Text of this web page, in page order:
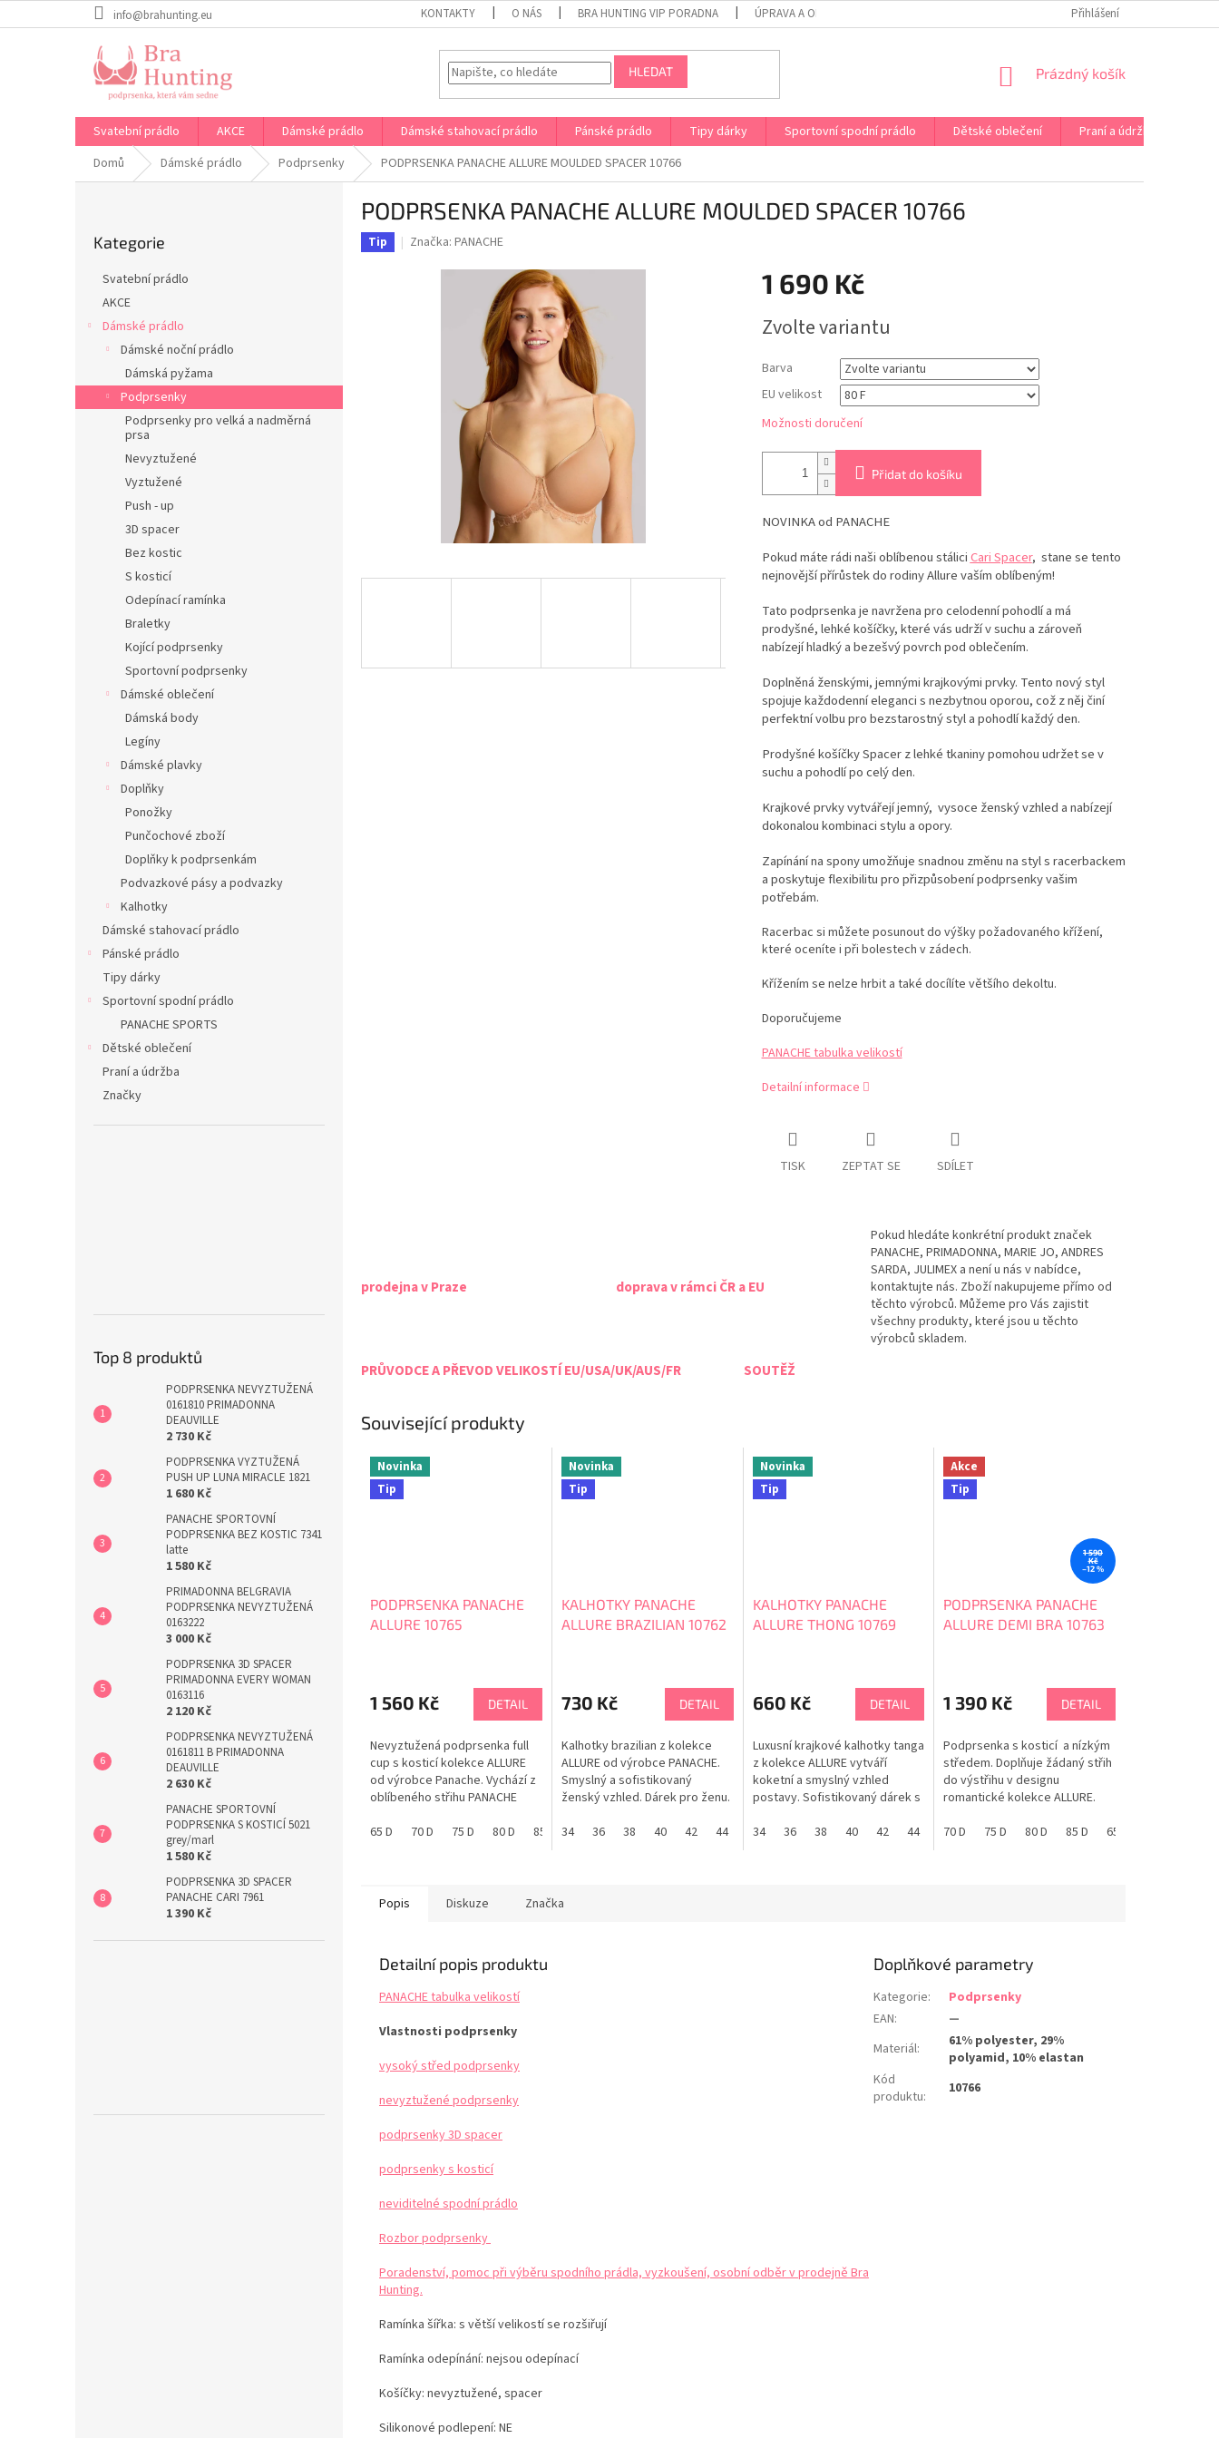
na
info@brahunting.eu KONTAKTY O NÁS BRA HUNTING VIP PORADNA ÚPRAVA A OPRAVA PRÁDLA NA MÍRU DOPRAVA A PLATBA ČR A EU
Přihlášení
HLEDAT
NÁKUPNÍ
Prázdný košík
Svatební prádlo AKCE Dámské prádlo Dámské stahovací prádlo Pánské prádlo Tipy dárky Sportovní spodní prádlo Dětské oblečení Praní a údržba
Domů
Dámské prádlo Podprsenky PODPRSENKA PANACHE ALLURE MOULDED SPACER 10766
a
n
kategorie
Kategorie
Svatební prádlo
AKCE
Dámské prádlo
Dámské noční prádlo
Dámská pyžama
Podprsenky
Podprsenky pro velká a nadměrná
prsa
Nevyztužené
Vyztužené
Push - up
3D spacer
Bez kostic
S kosticí
Odepínací ramínka
Braletky
Kojící podprsenky
Sportovní podprsenky
Dámské oblečení
Dámská body
Legíny
Dámské plavky
Doplňky
Ponožky
Punčochové zboží
Doplňky k podprsenkám
Podvazkové pásy a podvazky
Kalhotky
Dámské stahovací prádlo
Pánské prádlo
Tipy dárky
Sportovní spodní prádlo
PANACHE SPORTS
Dětské oblečení
Praní a údržba
Značky
Top 8 produktů
PODPRSENKA NEVYZTUŽENÁ
0161810 PRIMADONNA
DEAUVILLE
2 730 Kč
PODPRSENKA VYZTUŽENÁ
PUSH UP LUNA MIRACLE 1821
1 680 Kč
PANACHE SPORTOVNÍ
PODPRSENKA BEZ KOSTIC 7341
latte
1 580 Kč
PRIMADONNA BELGRAVIA
PODPRSENKA NEVYZTUŽENÁ
0163222
3 000 Kč
PODPRSENKA 3D SPACER
PRIMADONNA EVERY WOMAN
0163116
2 120 Kč
PODPRSENKA NEVYZTUŽENÁ
0161811 B PRIMADONNA
DEAUVILLE
2 630 Kč
PANACHE SPORTOVNÍ
PODPRSENKA S KOSTICÍ 5021
grey/marl
1 580 Kč
PODPRSENKA 3D SPACER
PANACHE CARI 7961
1 390 Kč
PODPRSENKA PANACHE ALLURE MOULDED SPACER 10766
Tip Značka: PANACHE
1 690 Kč
cena:
Zvolte variantu
Barva
EU velikost
Možnosti doručení
Přidat do košíku
NOVINKA od PANACHE
Pokud máte rádi naši oblíbenou stáliciCari Spacer, stane se tento
nejnovější přírůstek do rodiny Allure vaším oblíbeným!
Tato podprsenka je navržena pro celodenní pohodlí a má
prodyšné, lehké košíčky, které vás udrží v suchu a zároveň
nabízejí hladký a bezešvý povrch pod oblečením.
Doplněná ženskými, jemnými krajkovými prvky. Tento nový styl
spojuje každodenní eleganci s nezbytnou oporou, což z něj činí
perfektní volbu pro bezstarostný styl a pohodlí každý den.
Prodyšné košíčky Spacer z lehké tkaniny pomohou udržet se v
suchu a pohodlí po celý den.
Krajkové prvky vytvářejí jemný, vysoce ženský vzhled a nabízejí
dokonalou kombinaci stylu a opory.
Zapínání na spony umožňuje snadnou změnu na styl s racerbackem
a poskytuje flexibilitu pro přizpůsobení podprsenky vašim
potřebám.
Racerbac si můžete posunout do výšky požadovaného křížení,
které oceníte i při bolestech v zádech.
Křížením se nelze hrbit a také docílíte většího dekoltu.
Doporučujeme
PANACHE tabulka velikostí
Detailní informace
TISK ZEPTAT SE SDÍLET
prodejna v Praze doprava v rámci ČR a EU
Pokud hledáte konkrétní produkt značek
PANACHE, PRIMADONNA, MARIE JO, ANDRES
SARDA, JULIMEX a není u nás v nabídce,
kontaktujte nás. Zboží nakupujeme přímo od
těchto výrobců. Můžeme pro Vás zajistit
všechny produkty, které jsou u těchto
výrobců skladem.
PRŮVODCE A PŘEVOD VELIKOSTÍ EU/USA/UK/AUS/FR SOUTĚŽ
Související produkty
Novinka
Tip
PODPRSENKA PANACHE
ALLURE 10765
1 560 Kč DETAIL
Nevyztužená podprsenka full
cup s kosticí kolekce ALLURE
od výrobce Panache. Vychází z
oblíbeného střihu PANACHE
ALLURE je pohádkově krásná
65 D 70 D 75 D 80 D 85 D 90 D 65 E 70 E 75 E 80 E 85 E 90 E 65 F 70 F 75 F 80 F 85 F 90 F 65 G
Novinka
Tip
KALHOTKY PANACHE
ALLURE BRAZILIAN 10762
730 Kč DETAIL
Kalhotky brazilian z kolekce
ALLURE od výrobce PANACHE.
Smyslný a sofistikovaný
ženský vzhled. Dárek pro ženu.
34
36 38 40 42 44 46
Novinka
Tip
KALHOTKY PANACHE
ALLURE THONG 10769
660 Kč DETAIL
Luxusní krajkové kalhotky tanga
z kolekce ALLURE vytváří
koketní a smyslný vzhled
postavy. Sofistikovaný dárek s
PANACHE tabulka velikostí
34 36 38 40 42 44 46
Akce
Tip
1 590
Kč
–12 %
PODPRSENKA PANACHE
ALLURE DEMI BRA 10763
1 390 Kč DETAIL
Podprsenka s kosticí a nízkým
středem. Doplňuje žádaný střih
do výstřihu v designu
romantické kolekce ALLURE.
70 D
75 D 80 D 85 D 65 E
Popis Diskuze Značka
Detailní popis produktu
PANACHE tabulka velikostí
Vlastnosti podprsenky
vysoký střed podprsenky
nevyztužené podprsenky
podprsenky 3D spacer
podprsenky s kosticí
neviditelné spodní prádlo
Rozbor podprsenky
Poradenství, pomoc při výběru spodního prádla, vyzkoušení, osobní odběr v prodejně Bra
Hunting.
Ramínka šířka: s větší velikostí se rozšiřují
Ramínka odepínání: nejsou odepínací
Košíčky: nevyztužené, spacer
Silikonové podlepení: NE
Doplňkové parametry
Kategorie:
Podprsenky
EAN:
—
Materiál:
61% polyester, 29%
polyamid, 10% elastan
Kód
produktu: 10766